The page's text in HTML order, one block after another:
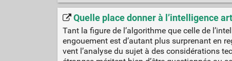
Quelle place donner à l’intelligence
Tant la figure de l’algorithme que celle de
engouement est d’autant plus sur­pre­nant en
vent l’analyse du sujet à des consi­dé­ra­tions